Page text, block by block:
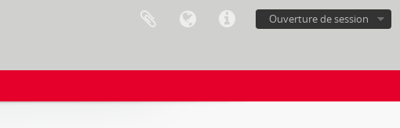
Ouverture de session